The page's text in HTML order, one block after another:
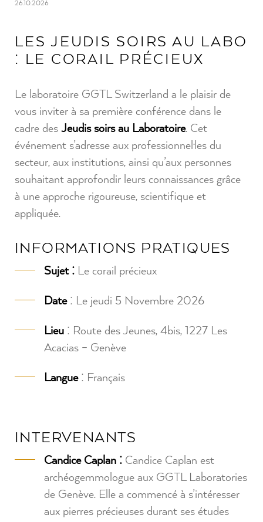
26.10.2026
LES JEUDIS SOIRS AU LABO
: LE CORAIL PRÉCIEUX
Le laboratoire GGTL Switzerland a le plaisir de
vous inviter à sa première conférence dans le
cadre des Jeudis soirs au Laboratoire. Cet
événement s’adresse aux professionnel·les du
secteur, aux institutions, ainsi qu’aux personnes
souhaitant approfondir leurs connaissances grâce
à une approche rigoureuse, scientifique et
appliquée.
INFORMATIONS PRATIQUES
Sujet : Le corail précieux
Date: Le jeudi 5 Novembre 2026
Lieu : Route des Jeunes, 4bis, 1227 Les
Acacias – Genève
Langue: Français
INTERVENANTS
Candice Caplan : Candice Caplan est
archéogemmologue aux GGTL Laboratories
de Genève. Elle a commencé à s’intéresser
aux pierres précieuses durant ses études